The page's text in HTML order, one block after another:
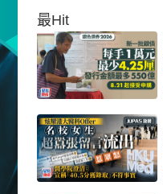
最Hit